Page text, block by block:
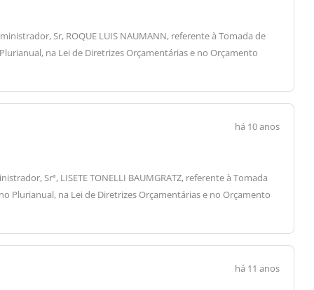
Sr, ROQUE LUIS NAUMANN, referente à Tomada de
na Lei de Diretrizes Orçamentárias e no Orçamento
há 10 anos
Srª, LISETE TONELLI BAUMGRATZ, referente à Tomada
Plurianual, na Lei de Diretrizes Orçamentárias e no Orçamento
há 11 anos